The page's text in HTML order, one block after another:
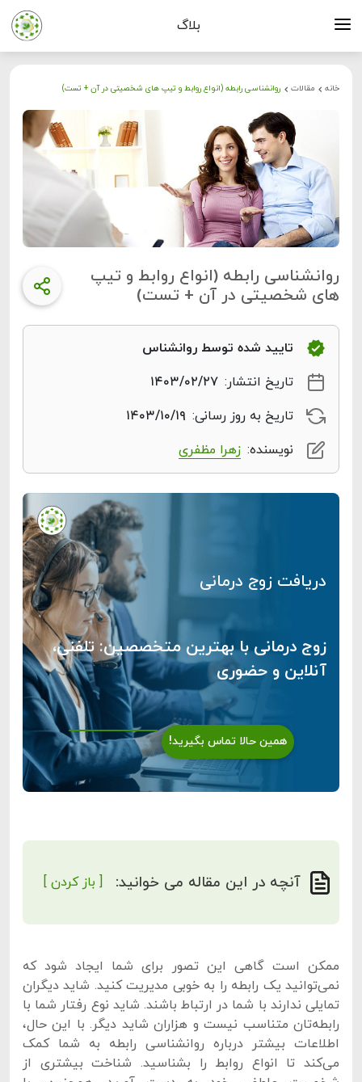
بلاگ
خانه مقالات روانشناسی رابطه (انواع روابط و تیپ های شخصیتی در آن + تست)
روانشناسی رابطه (انواع روابط و تیپ
های شخصیتی در آن + تست)
تایید شده توسط روانشناس
تاریخ انتشار: ۱۴۰۳/۰۲/۲۷
تاریخ به روز رسانی: ۱۴۰۳/۱۰/۱۹
نویسنده: زهرا مظفری
دریافت زوج درمانی
زوج درمانی با بهترین متخصصین: تلفنی،
آنلاین و حضوری
همین حالا تماس بگیرید!
آنچه در این مقاله می خوانید: [ باز کردن ]
ممکن است گاهی این تصور برای شما ایجاد شود که
نمی‌توانید یک رابطه را به خوبی مدیریت کنید. شاید دیگران
تمایلی ندارند با شما در ارتباط باشند. شاید نوع رفتار شما با
رابطه‌تان متناسب نیست و هزاران شاید دیگر. با این حال،
اطلاعات بیشتر درباره روانشناسی رابطه به شما کمک
می‌کند تا انواع روابط را بشناسید. شناخت بیشتری از